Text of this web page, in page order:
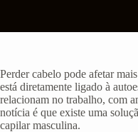
Perder cabelo pode afetar
está diretamente ligado à
relacionam no trabalho, com
notícia é que existe uma
capilar masculina.